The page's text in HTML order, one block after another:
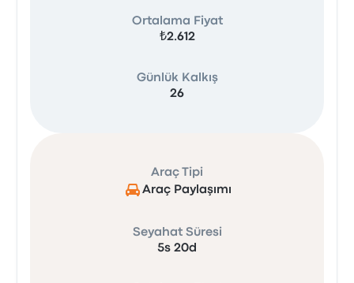
Ortalama Fiyat
₺2.612
Günlük Kalkış
26
Araç Tipi
Araç Paylaşımı
Seyahat Süresi
5s 20d